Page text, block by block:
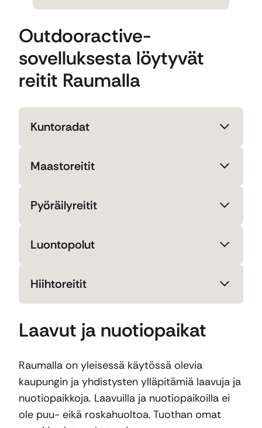
Outdooractive-
sovelluksesta löytyvät
reitit Raumalla
Kuntoradat
Maastoreitit
Pyöräilyreitit
Luontopolut
Hiihtoreitit
Laavut ja nuotiopaikat
Raumalla on yleisessä käytössä olevia
kaupungin ja yhdistysten ylläpitämiä laavuja ja
nuotiopaikkoja. Laavuilla ja nuotiopaikoilla ei
ole puu- eikä roskahuoltoa. Tuothan omat